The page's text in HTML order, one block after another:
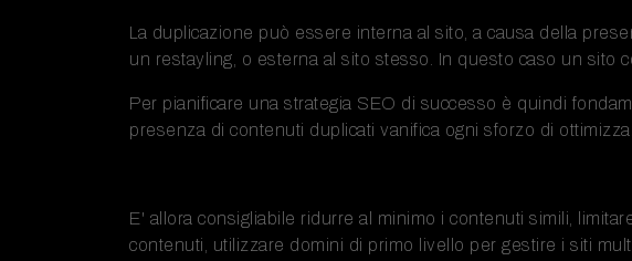
La duplicazione può essere interna al sito, a causa della
un restayling, o esterna al sito stesso. In questo caso un sito
Per pianificare una strategia SEO di successo è quindi
presenza di contenuti duplicati vanifica ogni sforzo di
E' allora consigliabile ridurre al minimo i contenuti simili,
contenuti, utilizzare domini di primo livello per gestire i siti